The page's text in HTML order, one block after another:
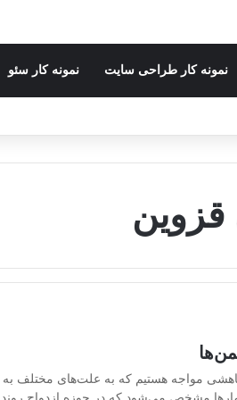
نمونه کار طراحی سایت نمونه کار سئو
کاهشی مواجه هستیم که به علت‌های